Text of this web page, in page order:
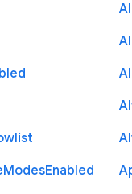
ModesEnabled